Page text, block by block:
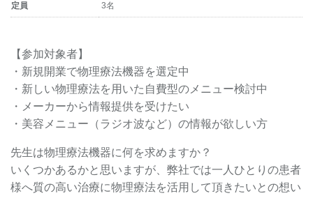
定員 3名
【参加対象者】
・新規開業で物理療法機器を選定中
・新しい物理療法を用いた自費型のメニュー検討中
・メーカーから情報提供を受けたい
・美容メニュー（ラジオ波など）の情報が欲しい方
先生は物理療法機器に何を求めますか？
いくつかあるかと思いますが、弊社では一人ひとりの患者
様へ質の高い治療に物理療法を活用して頂きたいとの想い